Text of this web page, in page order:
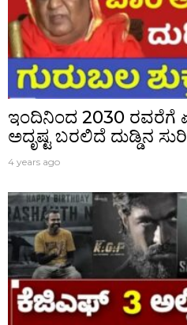
ಇಂದಿನಿಂದ 2030 ರವರೆಗೆ
ಅದೃಷ್ಟ ಬರಲಿದೆ ದುಡ್ಡಿನ
4 years ago